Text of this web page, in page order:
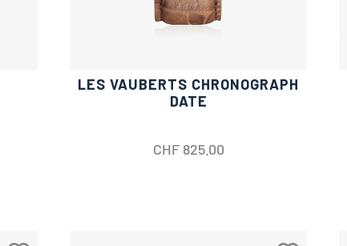
LES VAUBERTS CHRONOGRAPH
DATE
CHF825.00